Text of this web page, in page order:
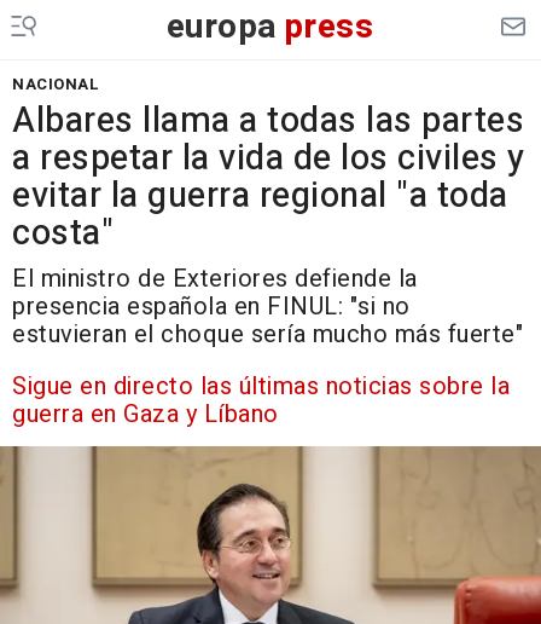
europa press
NACIONAL
Albares llama a todas las partes
a respetar la vida de los civiles y
evitar la guerra regional "a toda
costa"
El ministro de Exteriores defiende la
presencia española en FINUL: "si no
estuvieran el choque sería mucho más fuerte"
Sigue en directo las últimas noticias sobre la
guerra en Gaza y Líbano